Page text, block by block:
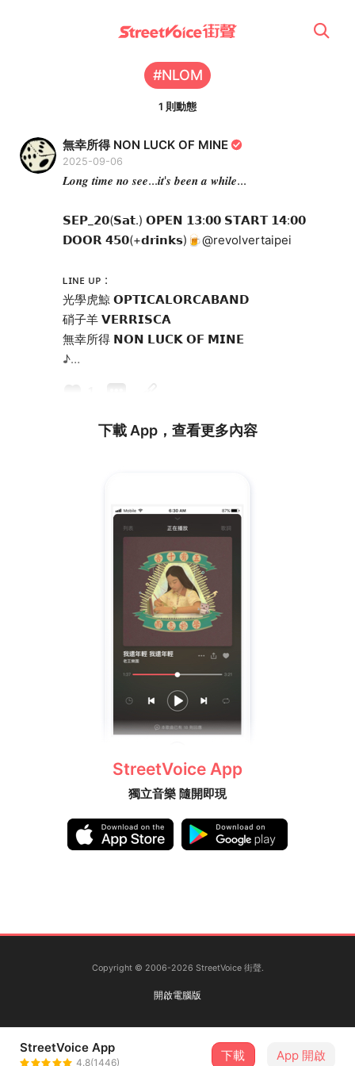
#NLOM
1 則動態
無幸所得 NON LUCK OF MINE
2025-09-06
𝑳𝒐𝒏𝒈 𝒕𝒊𝒎𝒆 𝒏𝒐 𝒔𝒆𝒆...𝒊𝒕'𝒔 𝒃𝒆𝒆𝒏 𝒂 𝒘𝒉𝒊𝒍𝒆...
𝗦𝗘𝗣_𝟮𝟬(𝗦𝗮𝘁.) 𝗢𝗣𝗘𝗡 𝟭𝟯:𝟬𝟬 𝗦𝗧𝗔𝗥𝗧 𝟭𝟰:𝟬𝟬
𝗗𝗢𝗢𝗥 𝟰𝟱𝟬(+𝗱𝗿𝗶𝗻𝗸𝘀)🍺@revolvertaipei
ʟɪɴᴇ ᴜᴘ :
光學虎鯨 𝗢𝗣𝗧𝗜𝗖𝗔𝗟𝗢𝗥𝗖𝗔𝗕𝗔𝗡𝗗
硝子羊 𝗩𝗘𝗥𝗥𝗜𝗦𝗖𝗔
無幸所得 𝗡𝗢𝗡 𝗟𝗨𝗖𝗞 𝗢𝗙 𝗠𝗜𝗡𝗘
♪
光學虎鯨OPTICALORCA 🐋
由吉他、鍵盤、貝斯、鼓四人所組成的前衛搖滾樂
融合多元曲風形成獨樹一格的演奏團！
硝子羊VERRISCA 🐏
@verrisca_officials
玻璃之身，時而堅硬、時而脆弱，
中空的軀體積攢著人類的情緒
———膨脹再膨脹，
等待爆裂碎片劃破那靛色的夜。
@nonluckofmine
𝙋𝟭 𝙎𝙪𝙣𝙣𝙮 𝙎𝙝𝙖𝙬𝙣𝙣𝙮 (𝙫𝙤𝙘𝙖𝙡)
𝙋𝟮 𝙏𝙖𝙞 (𝙜𝙪𝙞𝙩𝙖𝙧)
𝙋𝟯 𝙃𝙞𝙠á𝙧𝙪 (𝙗𝙖𝙨𝙨)
切的低語之間取得了平衡，且充滿90年代英美搖滾
樂氛圍；但在與觀眾的一次交流後，他們決定往這
♪
下載 App，查看更多內容
StreetVoice App
獨立音樂 隨開即現
Copyright © 2006-2026 StreetVoice 街聲.
開啟電腦版
StreetVoice App
4.8(1446) 下載 App 開啟